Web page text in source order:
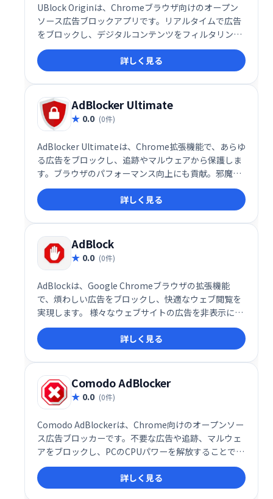
UBlock Originは、Chromeブラウザ向けのオープン
ソース広告ブロックアプリです。リアルタイムで広告
をブロックし、デジタルコンテンツをフィルタリング
することで、快適なブラウジングを実現します。プラ
イバシー保護機能も備え、邪魔な広告やマルウェアか
らユーザーを守ります。 シンプルで強力な機能で、よ
り快適なWeb体験を提供します。
詳しく見る
AdBlocker Ultimate
0.0 (0件)
AdBlocker Ultimateは、Chrome拡張機能で、あらゆ
る広告をブロックし、追跡やマルウェアから保護しま
す。ブラウザのパフォーマンス向上にも貢献。邪魔な
広告を完全に排除し、快適なWeb体験を実現します。
詳しく見る
AdBlock
0.0 (0件)
AdBlockは、Google Chromeブラウザの拡張機能
で、煩わしい広告をブロックし、快適なウェブ閲覧を
実現します。 様々なウェブサイトの広告を非表示にす
ることで、読み込み速度の向上や、集中力の維持に役
立ちます。 無料でご利用いただけますので、ぜひお試
しください。
詳しく見る
Comodo AdBlocker
0.0 (0件)
Comodo AdBlockerは、Chrome向けのオープンソー
ス広告ブロッカーです。不要な広告や追跡、マルウェ
アをブロックし、PCのCPUパワーを解放することでブ
ラウザの速度を向上させます。プライバシー保護と快
適なブラウジング体験を実現します。 シンプルで効果
的な広告ブロック機能を無料で利用できます。
詳しく見る